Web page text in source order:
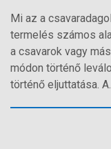
Mi az a
termelés számos
a csavarok vagy
módon történő
történő eljuttatása.